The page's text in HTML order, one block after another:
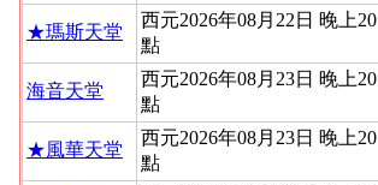
★瑪斯天堂
西元2026年08月22日 晚上20
點
海音天堂
西元2026年08月23日 晚上20
點
★風華天堂
西元2026年08月23日 晚上20
點